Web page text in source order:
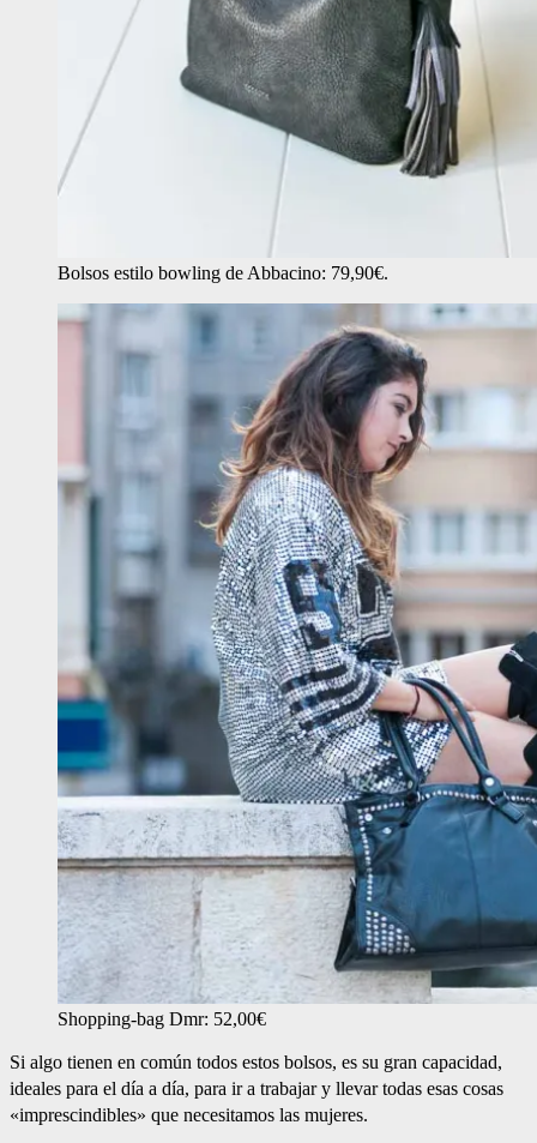
Bolsos estilo bowling de Abbacino: 79,90€.
Shopping-bag Dmr: 52,00€
Si algo tienen en común todos estos bolsos, es su gran capacidad,
ideales para el día a día, para ir a trabajar y llevar todas esas cosas
«imprescindibles» que necesitamos las mujeres.